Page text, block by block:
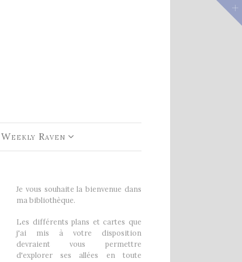
Weekly Raven
Je vous souhaite la bienvenue dans
ma bibliothèque.
Les différents plans et cartes que
j'ai mis à votre disposition
devraient vous permettre
d'explorer ses allées en toute